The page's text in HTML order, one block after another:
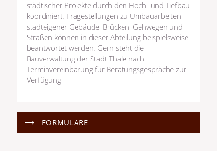
städtischer Projekte durch den Hoch- und Tiefbau
koordiniert. Fragestellungen zu Umbauarbeiten
stadteigener Gebäude, Brücken, Gehwegen und
Straßen können in dieser Abteilung beispielsweise
beantwortet werden. Gern steht die
Bauverwaltung der Stadt Thale nach
Terminvereinbarung für Beratungsgespräche zur
Verfügung.
FORMULARE